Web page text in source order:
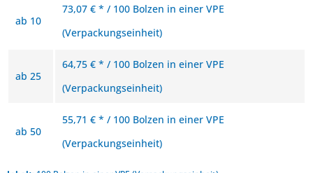
ab 10
73,07 € * / 100 Bolzen in einer VPE
(Verpackungseinheit)
ab 25
64,75 € * / 100 Bolzen in einer VPE
(Verpackungseinheit)
ab 50
55,71 € * / 100 Bolzen in einer VPE
(Verpackungseinheit)